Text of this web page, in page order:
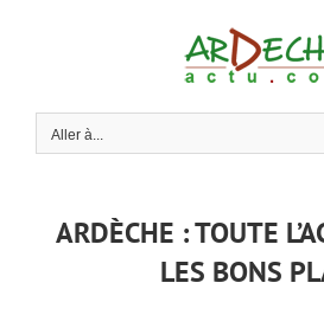
Aller à...
ARDÈCHE : TOUTE
LES BONS